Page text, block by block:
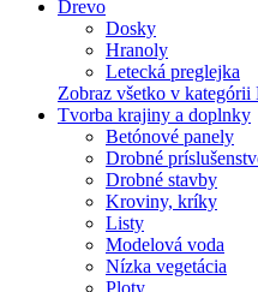
Drevo
Dosky
Hranoly
Letecká preglejka
Zobraz všetko v kategórii
Tvorba krajiny a doplnky
Betónové panely
Drobné
Drobné stavby
Kroviny, kríky
Listy
Modelová voda
Nízka vegetácia
Ploty